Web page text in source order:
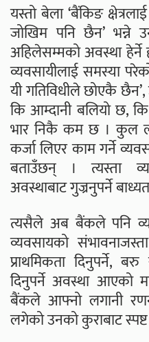
यस्तो बेला ‘बैंकिङ
जोखिम पनि छैन’ भन्ने
अहिलेसम्मको अवस्था हेर्ने
व्यवसायीलाई समस्या
यी गतिविधीले छोएकै
कि आम्दानी बलियो छ,
भार निकै कम छ । कुल
कर्जा लिएर काम गर्ने
बताउँछन् । त्यस्ता
अवस्थाबाट गुज्रनुपर्ने
त्यसैले अब बैंकले पनि
व्यवसायको
प्राथमिकता दिनुपर्ने,
दिनुपर्ने अवस्था आएको
बैंकले आफ्नो लगानी
लगेको उनको कुराबाट